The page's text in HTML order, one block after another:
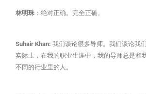
林明珠 ：绝对正确。完全正确。
Suhair Khan:我们谈论很多导师。我们谈论我
实际上，在我的职业生涯中，我的导师总是和
不同的行业里的人。